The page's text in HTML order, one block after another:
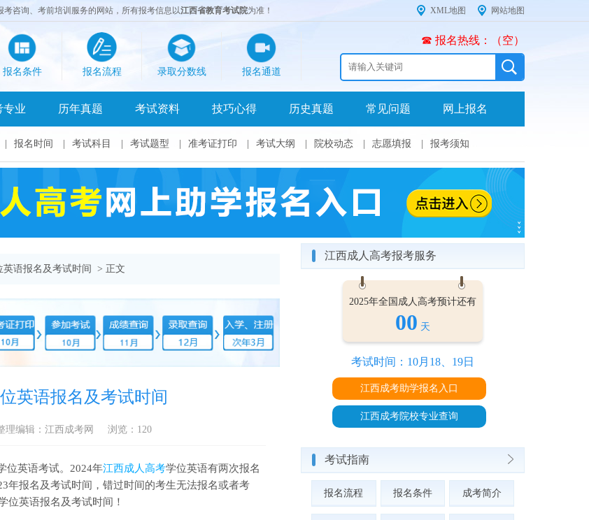
考咨询、考前培训服务的网站，所有报考信息以江西省教育考试院为准！ 网站地图
XML地图
报名条件 报名流程 录取分数线 报名通道
☎ 报名热线：（空）
专业 历年真题 考试资料 技巧心得 历史真题 常见问题 网上报名
报名时间 考试科目 考试题型 准考证打印 考试大纲 院校动态 志愿填报 报考须知
英语报名及考试时间 > 正文
英语报名及考试时间
理编辑：江西成考网 浏览： 120
位英语考试。2024年江西成人高考学位英语有两次报名
年报名及考试时间，错过时间的考生无法报名或者考
位英语报名及考试时间！
江西成人高考报考服务
2025年全国成人高考预计还有
00 天
考试时间：10月18、19日
江西成考助学报名入口
江西成考院校专业查询
考试指南
报名流程 报名条件 成考简介